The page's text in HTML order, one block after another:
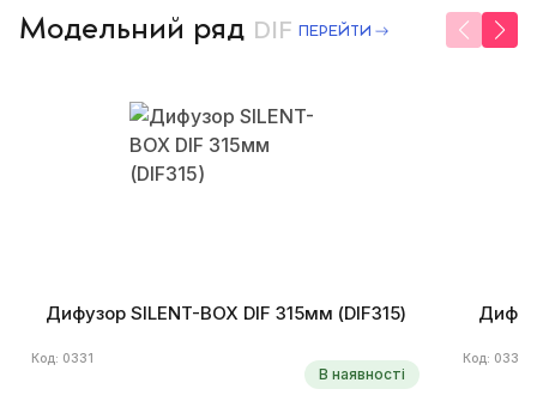
Модельний ряд DIF ПЕРЕЙТИ
Дифузор SILENT-BOX DIF 315мм (DIF315)
Код: 0331
В наявності
Код: 0332